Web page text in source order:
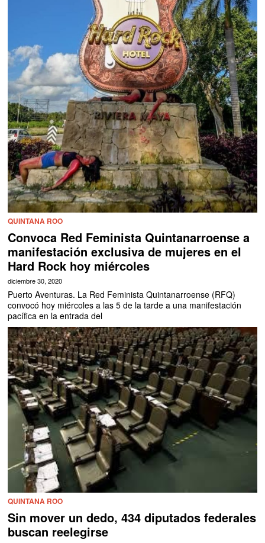
QUINTANA ROO
Convoca Red Feminista Quintanarroense a
manifestación exclusiva de mujeres en el
Hard Rock hoy miércoles
diciembre 30, 2020
Puerto Aventuras. La Red Feminista Quintanarroense (RFQ)
convocó hoy miércoles a las 5 de la tarde a una manifestación
pacífica en la entrada del
QUINTANA ROO
Sin mover un dedo, 434 diputados federales
buscan reelegirse